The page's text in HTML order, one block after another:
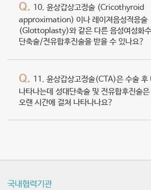
Q. 10. 윤상갑상고정술 (Cricothyroid
approximation) 이나 레이져음성적응술
(Glottoplasty)와 같은 다른 음성여성화
단축술/전유합후진술을 받을 수 있나요?
Q. 11. 윤상갑상고정술(CTA)은 수술 후
나타나는데 성대단축술 및 전유합후진술
오랜 시간에 걸쳐 나타나나요?
국내협력기관